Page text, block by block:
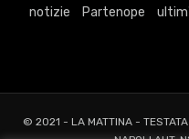
notizie
Partenope
© 2021 - LA MATTINA - TESTATA